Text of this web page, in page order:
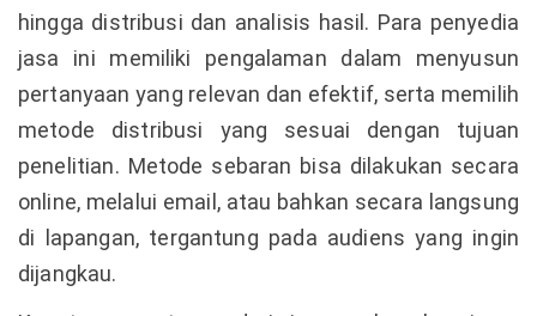
hingga distribusi dan analisis hasil. Para penyedia
jasa ini memiliki pengalaman dalam menyusun
pertanyaan yang relevan dan efektif, serta memilih
metode distribusi yang sesuai dengan tujuan
penelitian. Metode sebaran bisa dilakukan secara
online, melalui email, atau bahkan secara langsung
di lapangan, tergantung pada audiens yang ingin
dijangkau.